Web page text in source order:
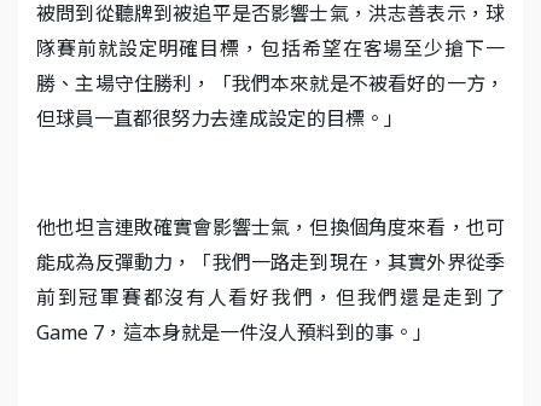
被問到從聽牌到被追平是否影響士氣，洪志善表示，球
隊賽前就設定明確目標，包括希望在客場至少搶下一
勝、主場守住勝利，「我們本來就是不被看好的一方，
但球員一直都很努力去達成設定的目標。」
他也坦言連敗確實會影響士氣，但換個角度來看，也可
能成為反彈動力，「我們一路走到現在，其實外界從季
前到冠軍賽都沒有人看好我們，但我們還是走到了
Game 7，這本身就是一件沒人預料到的事。」